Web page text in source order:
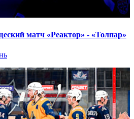
матч «Реактор» - «Толпар»